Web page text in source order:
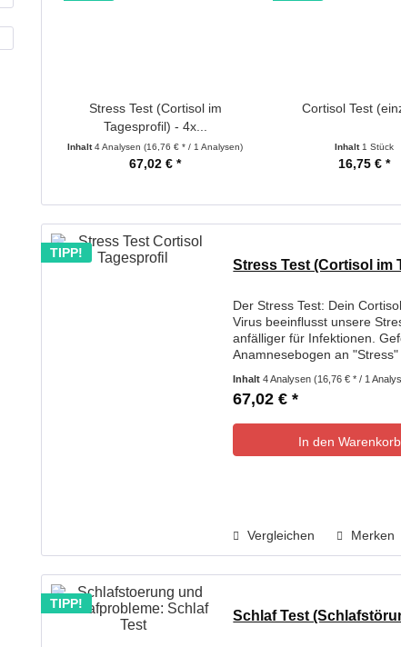
Stress Test (Cortisol im
Tagesprofil) - 4x...
Inhalt4 Analysen(16,76 € * / 1 Analysen)
67,02 € *
Cortisol Test
Inhalt 1 Stück
16,75 € *
TIPP!
Stress Test (Cortisol im
Der Stress Test: Dein
Virus beeinflusst unsere
anfälliger für Infektionen.
Anamnesebogen an
Inhalt4 Analysen(16,76 € * / 1
67,02 € *
In den Warenkorb
Vergleichen Merken
TIPP!
Schlaf Test